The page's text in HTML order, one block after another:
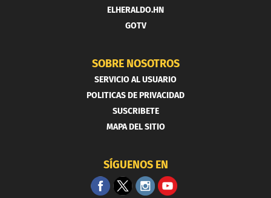
ELHERALDO.HN
GOTV
SOBRE NOSOTROS
SERVICIO AL USUARIO
POLITICAS DE PRIVACIDAD
SUSCRIBETE
MAPA DEL SITIO
SÍGUENOS EN